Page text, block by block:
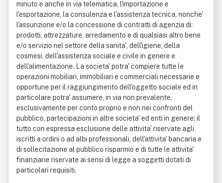
minuto e anche in via telematica, l'importazione e
l'esportazione, la consulenza e l'assistenza tecnica, nonche'
l'assunzione e/o la concessione di contratti di agenzia di:
prodotti, attrezzature, arredamento e di qualsiasi altro bene
e/o servizio nel settore della sanita', dell'igiene, della
cosmesi, dell'assistenza sociale e civile in genere e
dell'alimentazione. La societa' potra' compiere tutte le
operazioni mobiliari, immobiliari e commerciali necessarie e
opportune per il raggiungimento dell'oggetto sociale ed in
particolare potra' assumere, in via non prevalente,
esclusivamente per conto proprio e non nei confronti del
pubblico, partecipazioni in altre societa' ed enti in genere; il
tutto con espressa esclusione delle attivita' riservate agli
iscritti a ordini o ad albi professionali, dell'attivita' bancaria e
di sollecitazione al pubblico risparmio e di tutte le attivita'
finanziarie riservate ai sensi di legge a soggetti dotati di
particolari requisiti.